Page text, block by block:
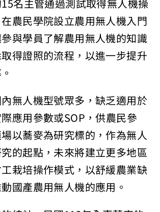
農民學院設立農用無人機入門
與學員了解農用無人機的知識
得證照的流程，以進一步提升
無人機型號眾多，缺乏適用於
應用參數或SOP，供農民參
以蕎麥為研究標的，作為無人
的起點，未來將建立更多地區
栽培操作模式，以舒緩農業缺
國產農用無人機的應用。